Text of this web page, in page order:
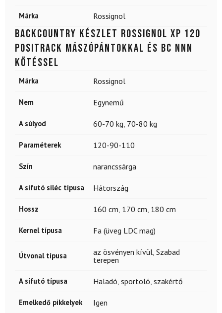
Márka Rossignol
Backcountry készlet ROSSIGNOL XP 120
Positrack mászópántokkal és BC NNN
kötéssel
Márka Rossignol
Nem Egynemű
A súlyod 60-70 kg 70-80 kg
Paraméterek 120-90-110
Szín narancssárga
A sífutó síléc típusa Hátország
Hossz 160 cm 170 cm 180 cm
Kernel típusa Fa (üveg LDC mag)
Útvonal típusa az ösvényen kívül Szabad
terepen
A sífutó típusa Haladó sportoló szakértő
Emelkedő pikkelyek Igen